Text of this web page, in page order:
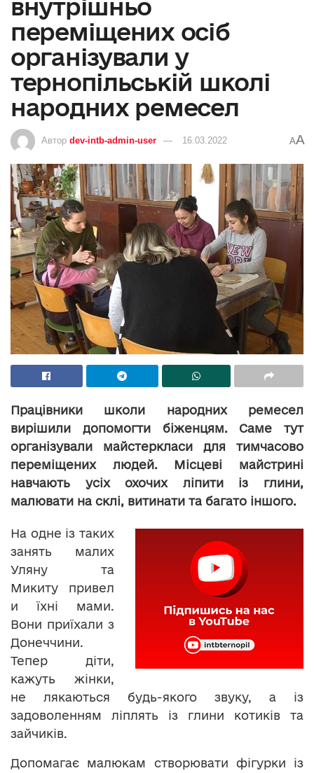
внутрішньо
переміщених осіб
організували у
тернопільській школі
народних ремесел
Автор dev-intb-admin-user 16.03.2022 AA
Працівники школи народних ремесел
вирішили допомогти біженцям. Саме тут
організували майстеркласи для тимчасово
переміщених людей. Місцеві майстрині
навчають усіх охочих ліпити із глини,
малювати на склі, витинати та багато іншого.
На одне із таких
занять малих
Уляну та
Микиту привел
и їхні мами.
Вони приїхали з
Донеччини.
Тепер діти,
кажуть жінки,
не лякаються будь-якого звуку, а із
задоволенням ліплять із глини котиків та
зайчиків.
Допомагає малюкам створювати фігурки із